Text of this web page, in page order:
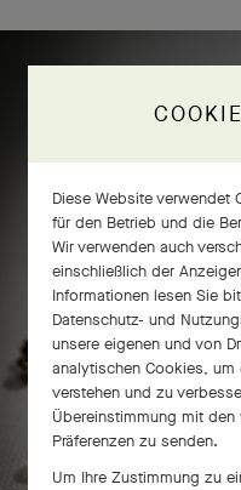
Frivole®
Diese Website verwendet
für den Betrieb und die
Wir verwenden auch
einschließlich der
Informationen lesen Sie
Datenschutz- und
unsere eigenen und von
analytischen Cookies,
verstehen und zu
Übereinstimmung mit
Präferenzen zu senden.
Um Ihre Zustimmung zu